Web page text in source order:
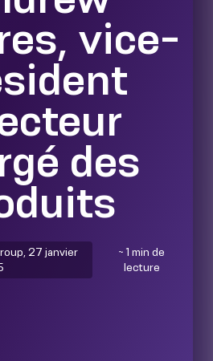
vice-
des
27 janvier
~ 1 min de
lecture